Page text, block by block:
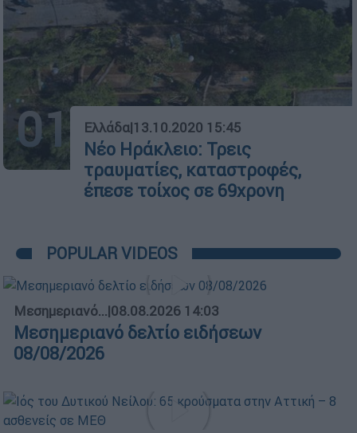
01 Ελλάδα|13.10.2020 15:45
Νέο Ηράκλειο: Τρεις
τραυματίες, καταστροφές,
έπεσε τοίχος σε 69χρονη
POPULAR VIDEOS
Μεσημεριανό...|08.08.2026 14:03
Μεσημεριανό δελτίο ειδήσεων
08/08/2026